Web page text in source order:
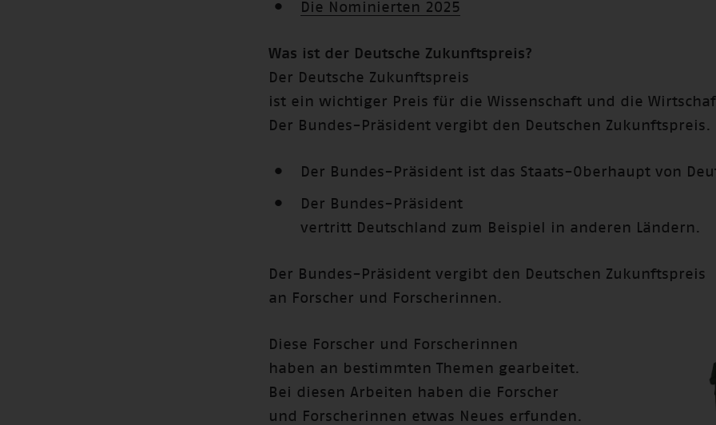
Die Nominierten 2025
Was ist der Deutsche Zukunftspreis?
Der Deutsche Zukunftspreis
ist ein wichtiger Preis für die Wissenschaft und die
Der Bundes-Präsident vergibt den Deutschen Zukunftspreis.
Der Bundes-Präsident ist das Staats-Oberhaupt von
Der Bundes-Präsident
vertritt Deutschland zum Beispiel in anderen Ländern.
Der Bundes-Präsident vergibt den Deutschen Zukunftspreis
an Forscher und Forscherinnen.
Diese Forscher und Forscherinnen
haben an bestimmten Themen gearbeitet.
Bei diesen Arbeiten haben die Forscher
und Forscherinnen etwas Neues erfunden.